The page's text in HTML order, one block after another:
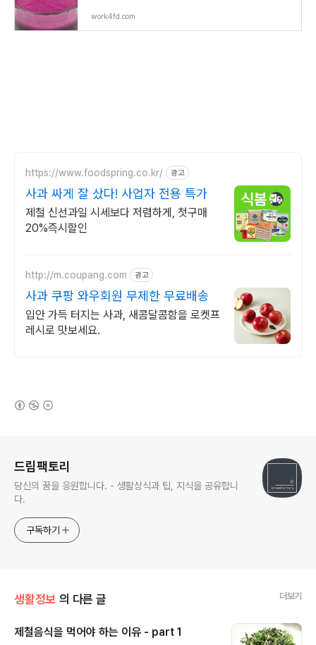
work4fd.com
https://www.foodspring.co.kr/ 광고
사과 싸게 잘 샀다! 사업자 전용 특가
제철 신선과일 시세보다 저렴하게, 첫구매
20%즉시할인
http://m.coupang.com 광고
사과 쿠팡 와우회원 무제한 무료배송
입안 가득 터지는 사과, 새콤달콤함을 로켓프
레시로 맛보세요.
드림팩토리
당신의 꿈을 응원합니다. - 생활상식과 팁, 지식을 공유합니
다.
구독하기
생활정보 의 다른 글 더보기
제철음식을 먹어야 하는 이유 - part 1